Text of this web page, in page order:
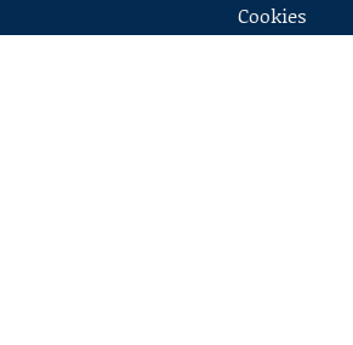
Cookies